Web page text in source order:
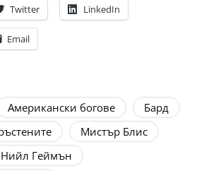
Twitter LinkedIn
Email
Американски богове
Бард
Мистър Блис
Нийл Геймън